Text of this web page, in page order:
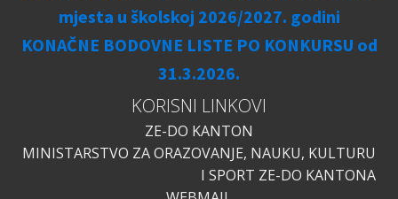
mjesta u školskoj 2026/2027. godini
KONAČNE BODOVNE LISTE PO KONKURSU od
31.3.2026.
KORISNI LINKOVI
ZE-DO KANTON
MINISTARSTVO ZA ORAZOVANJE, NAUKU, KULTURU
I SPORT ZE-DO KANTONA